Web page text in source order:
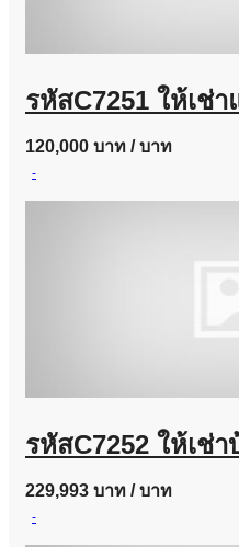
120,000 บาท / บาท
-
229,993 บาท / บาท
-